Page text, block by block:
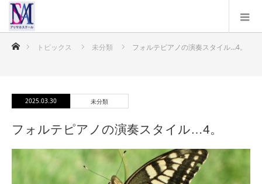
ホームトピックス 未分類 フォルテピアノの演奏スタイル…4。
2025.03.30 未分類
フォルテピアノの演奏スタイル…4。